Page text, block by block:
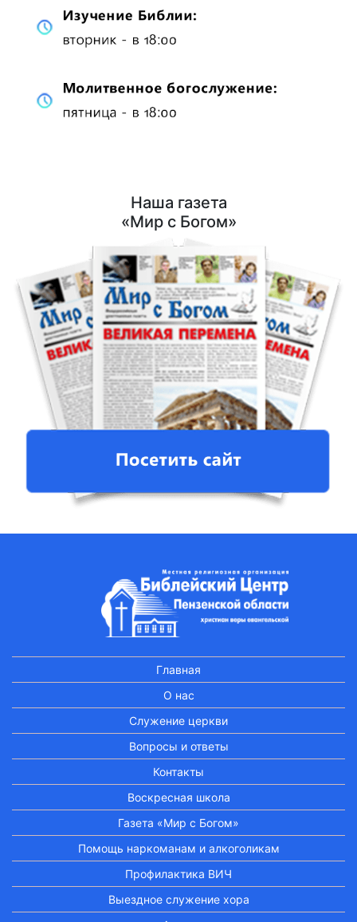
Наша газета
«Мир с Богом»
Главная
О нас
Служение церкви
Вопросы и ответы
Контакты
Воскресная школа
Газета «Мир с Богом»
Помощь наркоманам и алкоголикам
Профилактика ВИЧ
Выездное служение хора